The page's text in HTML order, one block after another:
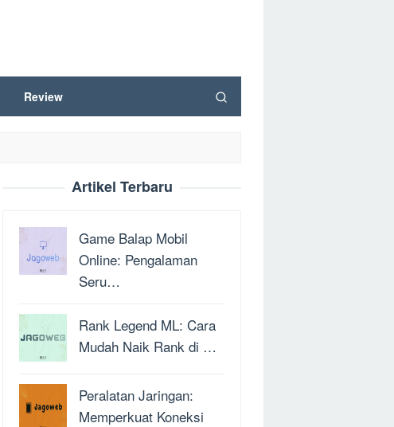
Review
Artikel Terbaru
Game Balap Mobil
Online: Pengalaman
Seru…
Rank Legend ML: Cara
Mudah Naik Rank di …
Peralatan Jaringan:
Memperkuat Koneksi